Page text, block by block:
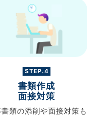
STEP.4
書類作成
面接対策
書類の添削や面接対策も